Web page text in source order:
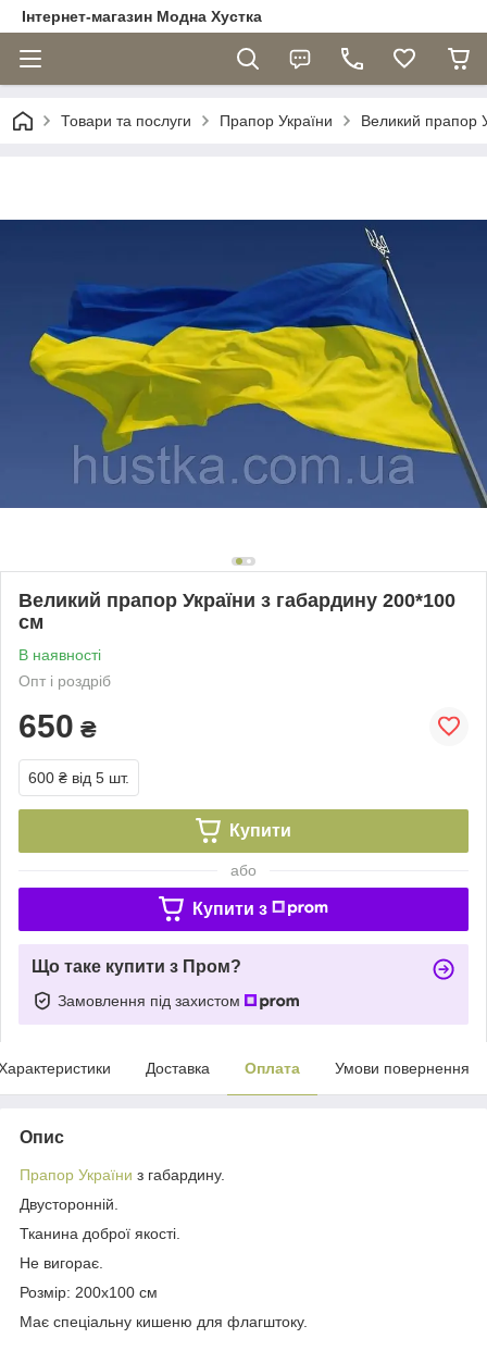
Інтернет-магазин Модна Хустка
Товари та послуги Прапор України Великий прапор
Великий прапор України з габардину 200*100
см
В наявності
Опт і роздріб
650 ₴
600 ₴ від 5 шт.
Купити
або
Купити з
Що таке купити з Пром?
Замовлення під захистом
Доставка Оплата Умови повернення
Опис
Прапор України з габардину.
Двусторонній.
Тканина доброї якості.
Не вигорає.
Розмір: 200х100 см
Має спеціальну кишеню для флагштоку.